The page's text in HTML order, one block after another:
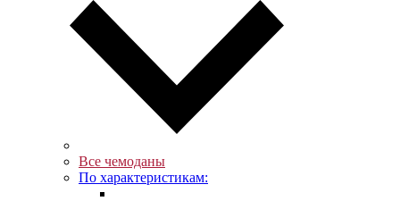
Все чемоданы
По характеристикам: